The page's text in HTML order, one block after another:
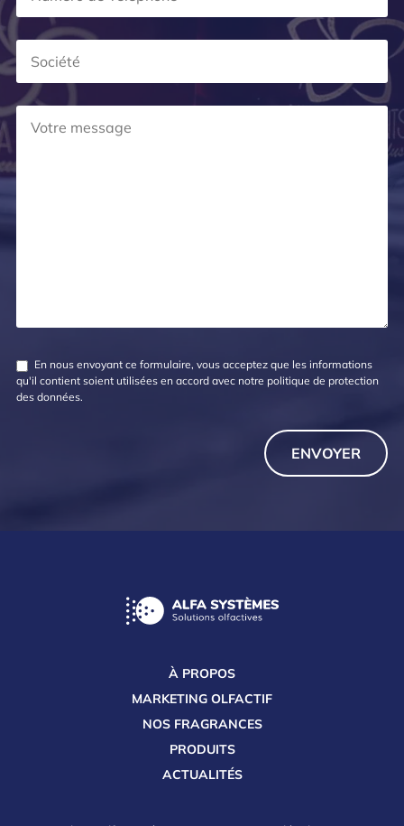
En nous envoyant ce formulaire, vous acceptez que les informations
qu'il contient soient utilisées en accord avec notre politique de protection
des données.
À PROPOS
MARKETING OLFACTIF
NOS FRAGRANCES
PRODUITS
ACTUALITÉS